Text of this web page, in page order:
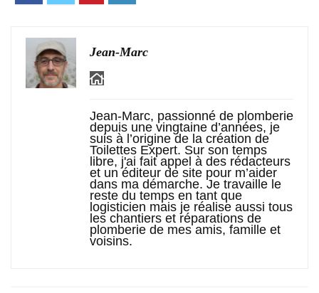
Jean-Marc
Jean-Marc, passionné de plomberie
depuis une vingtaine d’années, je
suis à l’origine de la création de
Toilettes Expert. Sur son temps
libre, j'ai fait appel à des rédacteurs
et un éditeur de site pour m’aider
dans ma démarche. Je travaille le
reste du temps en tant que
logisticien mais je réalise aussi tous
les chantiers et réparations de
plomberie de mes amis, famille et
voisins.